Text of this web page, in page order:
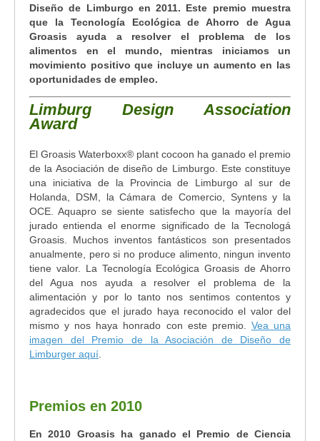
Diseño de Limburgo en 2011. Este premio muestra
que la Tecnología Ecológica de Ahorro de Agua
Groasis ayuda a resolver el problema de los
alimentos en el mundo, mientras iniciamos un
movimiento positivo que incluye un aumento en las
oportunidades de empleo.
Limburg Design Association
Award
El Groasis Waterboxx® plant cocoon ha ganado el premio
de la Asociación de diseño de Limburgo. Este constituye
una iniciativa de la Provincia de Limburgo al sur de
Holanda, DSM, la Cámara de Comercio, Syntens y la
OCE. Aquapro se siente satisfecho que la mayoría del
jurado entienda el enorme significado de la Tecnologá
Groasis. Muchos inventos fantásticos son presentados
anualmente, pero si no produce alimento, ningun invento
tiene valor. La Tecnología Ecológica Groasis de Ahorro
del Agua nos ayuda a resolver el problema de la
alimentación y por lo tanto nos sentimos contentos y
agradecidos que el jurado haya reconocido el valor del
mismo y nos haya honrado con este premio. Vea una
imagen del Premio de la Asociación de Diseño de
Limburger aquí.
Premios en 2010
En 2010 Groasis ha ganado el Premio de Ciencia